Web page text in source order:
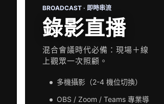
BROADCAST · 即時串流
錄影直播
混合會議時代必備：現場＋線
上觀眾一次照顧。
多機攝影（2-4 機位切換）
OBS / Zoom / Teams 專業導